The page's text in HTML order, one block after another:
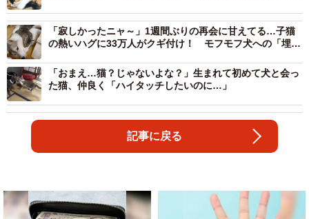
「寂しかったニャ～」1週間ぶりの再会に甘えてる…子猫
の熱いハグに33万人がクギ付け！ モフモフ犬への「埋も
「おまえ…猫？じゃないよな？」生まれて初めて犬と会っ
た猫、仲良く「ハイタッチしたいのに…」
記事に戻る